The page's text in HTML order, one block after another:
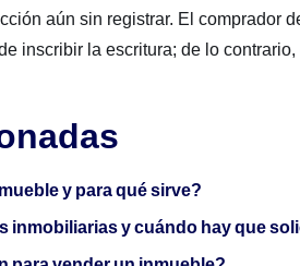
aún sin registrar. El comprador
inscribir la escritura; de lo
y para qué sirve?
inmobiliarias y cuándo hay que